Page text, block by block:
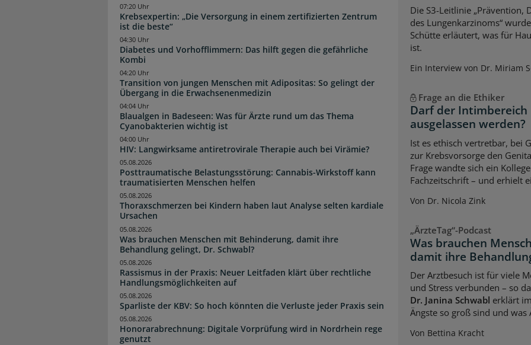
Krebsexpertin: „Die Versorgung in einem zertifizierten Zentrum
ist die beste“
07:20 Uhr
Diabetes und Vorhofflimmern: Das hilft gegen die gefährliche
Kombi
04:30 Uhr
Transition von jungen Menschen mit Adipositas: So gelingt der
Übergang in die Erwachsenenmedizin
04:20 Uhr
Blaualgen in Badeseen: Was für Ärzte rund um das Thema
Cyanobakterien wichtig ist
04:04 Uhr
HIV: Langwirksame antiretrovirale Therapie auch bei Virämie?
04:00 Uhr
Posttraumatische Belastungsstörung: Cannabis-Wirkstoff kann
traumatisierten Menschen helfen
05.08.2026
Thoraxschmerzen bei Kindern haben laut Analyse selten kardiale
Ursachen
05.08.2026
Was brauchen Menschen mit Behinderung, damit ihre
Behandlung gelingt, Dr. Schwabl?
05.08.2026
Rassismus in der Praxis: Neuer Leitfaden klärt über rechtliche
Handlungsmöglichkeiten auf
05.08.2026
Sparliste der KBV: So hoch könnten die Verluste jeder Praxis sein
05.08.2026
Honorarabrechnung: Digitale Vorprüfung wird in Nordrhein rege
genutzt
05.08.2026
Die S3-Leitlinie „Prävention,
des Lungenkarzinoms“
Schütte erläutert, was für
ist.
Ein Interview von Dr. Miriam
Frage an die Ethiker
Darf der Intimbereich
ausgelassen werden?
Ist es ethisch vertretbar, bei
zur Krebsvorsorge den
Frage wandte sich ein
Fachzeitschrift – und erhielt
Von Dr. Nicola Zink
„ÄrzteTag“-Podcast
Was brauchen
damit ihre
Der Arztbesuch ist für viele
und Stress verbunden – so
Dr. Janina Schwabl erklärt
Ängste so groß sind und
Von Bettina Kracht